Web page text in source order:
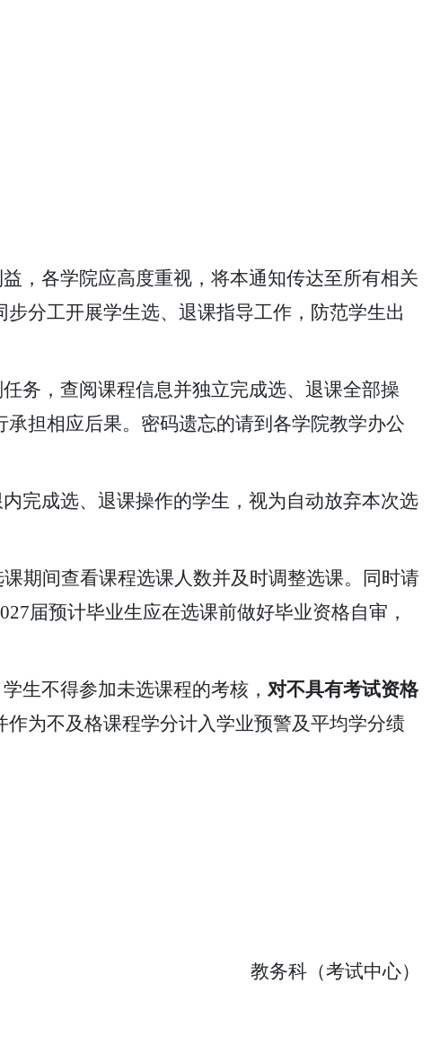
，各学院应高度重视，将本通知传达至所有相关
分工开展学生选、退课指导工作，防范学生出
务，查阅课程信息并独立完成选、退课全部操
担相应后果。密码遗忘的请到各学院教学办公
完成选、退课操作的学生，视为自动放弃本次选
期间查看课程选课人数并及时调整选课。同时请
届预计毕业生应在选课前做好毕业资格自审，
生不得参加未选课程的考核， 对不具有考试资格
为不及格课程学分计入学业预警及平均学分绩
教务科（考试中心）